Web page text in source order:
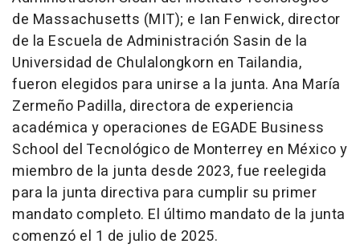
de Massachusetts (MIT); e Ian Fenwick, director
de la Escuela de Administración Sasin de la
Universidad de Chulalongkorn en Tailandia,
fueron elegidos para unirse a la junta. Ana María
Zermeño Padilla, directora de experiencia
académica y operaciones de EGADE Business
School del Tecnológico de Monterrey en México y
miembro de la junta desde 2023, fue reelegida
para la junta directiva para cumplir su primer
mandato completo. El último mandato de la junta
comenzó el 1 de julio de 2025.